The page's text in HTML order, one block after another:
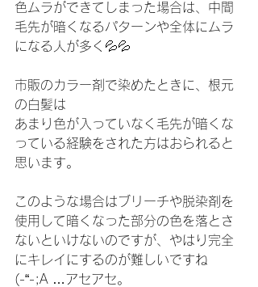
色ムラができてしまった場合は、中間
毛先が暗くなるパターンや全体にムラ
になる人が多く💦💦
市販のカラー剤で染めたときに、根元
の白髪は
あまり色が入っていなく毛先が暗くな
っている経験をされた方はおられると
思います。
このような場合はブリーチや脱染剤を
使用して暗くなった部分の色を落とさ
ないといけないのですが、やはり完全
にキレイにするのが難しいですね
(-“-;A …アセアセ。